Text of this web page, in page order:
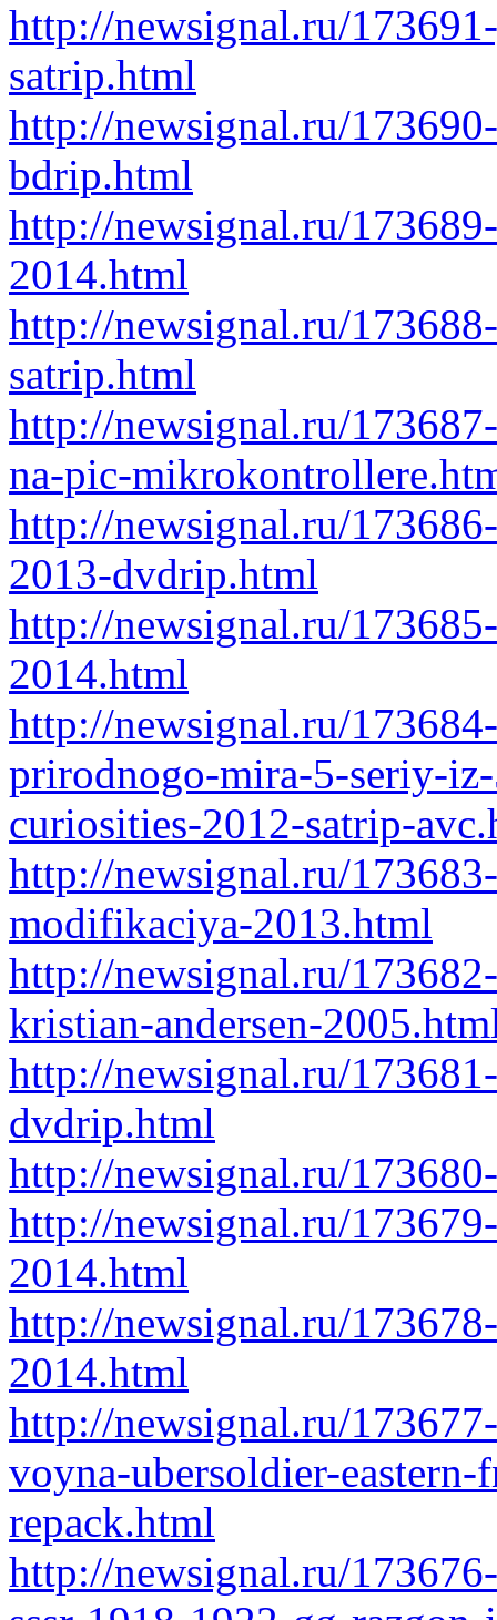
http://newsignal.ru/
satrip.html
http://newsignal.ru/
bdrip.html
http://newsignal.ru/
2014.html
http://newsignal.ru/
satrip.html
http://newsignal.ru/
na-pic-
http://newsignal.ru/
2013-dvdrip.html
http://newsignal.ru/
2014.html
http://newsignal.ru/
prirodnogo-mira-5-seriy-
curiosities-2012-satrip-
http://newsignal.ru/
modifikaciya-2013.html
http://newsignal.ru/
kristian-andersen-
http://newsignal.ru/
dvdrip.html
http://newsignal.ru/
http://newsignal.ru/
2014.html
http://newsignal.ru/
2014.html
http://newsignal.ru/
voyna-ubersoldier-
repack.html
http://newsignal.ru/